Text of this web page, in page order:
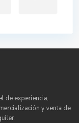
de experiencia,
y venta de